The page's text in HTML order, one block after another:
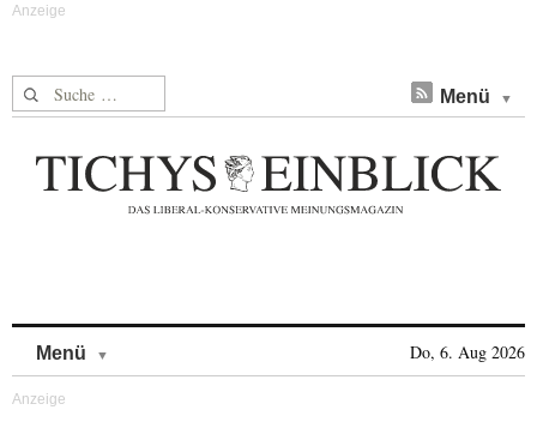
Suche nach: Menü
Menü Do, 6. Aug 2026